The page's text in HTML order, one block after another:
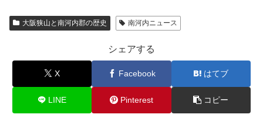
大阪狭山と南河内郡の歴史 南河内ニュース
シェアする
X Facebook はてブ
LINE Pinterest コピー